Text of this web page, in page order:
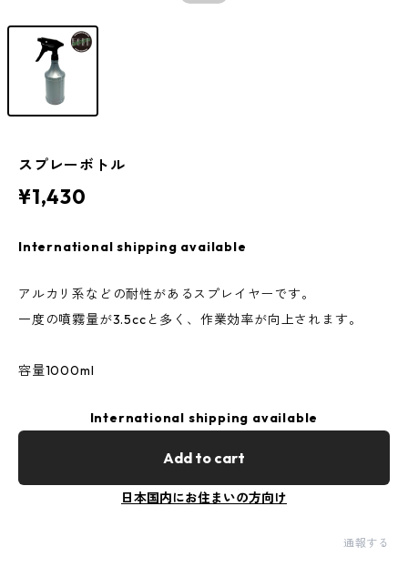
スプレーボトル
¥1,430
International shipping available
アルカリ系などの耐性があるスプレイヤーです。
一度の噴霧量が3.5ccと多く、作業効率が向上されます。
容量1000ml
International shipping available
Add to cart
日本国内にお住まいの方向け
通報する